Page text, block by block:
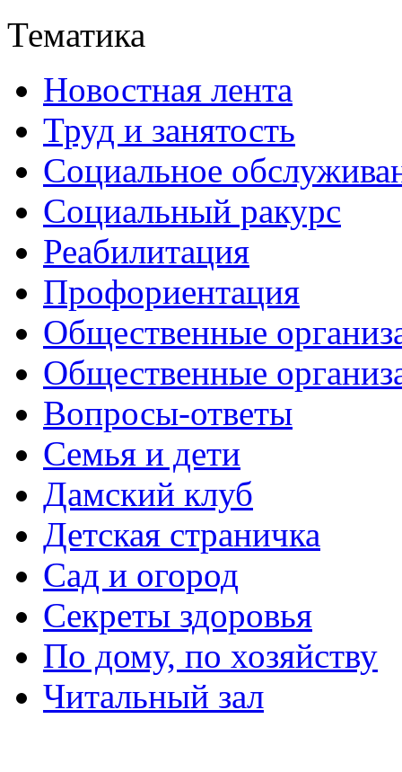
Тематика
Новостная лента
Труд и занятость
Социальное
Социальный ракурс
Реабилитация
Профориентация
Общественные
Общественные
Вопросы-ответы
Семья и дети
Дамский клуб
Детская страничка
Сад и огород
Секреты здоровья
По дому, по хозяйству
Читальный зал